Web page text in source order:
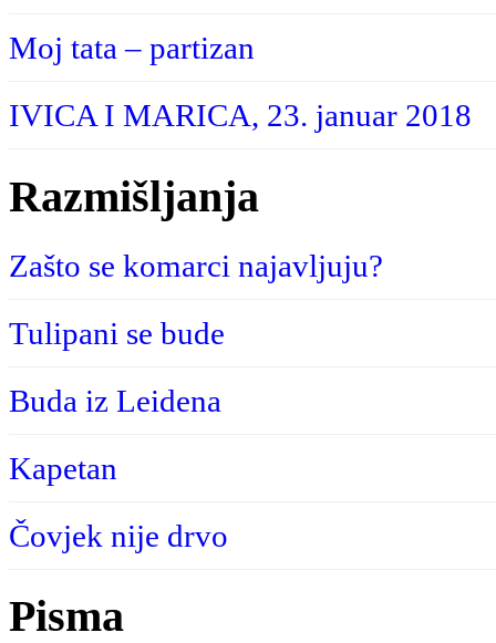
Moj tata – partizan
IVICA I MARICA, 23. januar 2018
Razmišljanja
Zašto se komarci najavljuju?
Tulipani se bude
Buda iz Leidena
Kapetan
Čovjek nije drvo
Pisma